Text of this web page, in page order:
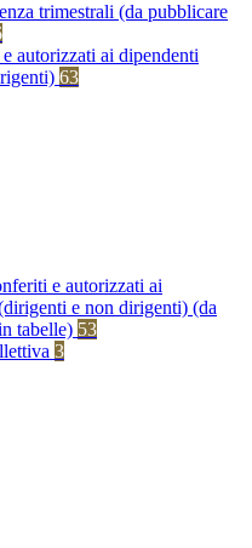
trimestrali (da pubblicare
autorizzati ai dipendenti
63
e autorizzati ai
e non dirigenti) (da
tabelle) 53
3